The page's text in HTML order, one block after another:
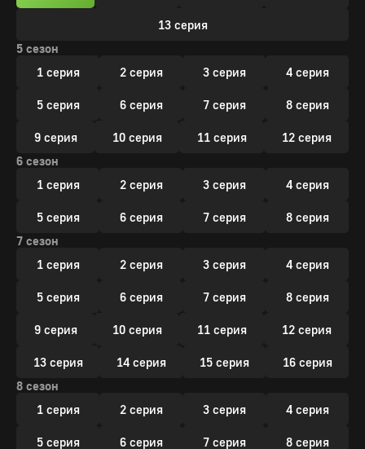
13 серия
5 сезон
1 серия
2 серия 3 серия 4 серия
5 серия 6 серия 7 серия 8 серия
9 серия 10 серия 11 серия
12 серия
6 сезон
1 серия
2 серия 3 серия 4 серия
5 серия 6 серия 7 серия
8 серия
7 сезон
1 серия
2 серия 3 серия 4 серия
5 серия 6 серия 7 серия 8 серия
9 серия 10 серия 11 серия 12 серия
13 серия 14 серия 15 серия
16 серия
8 сезон
1 серия
2 серия 3 серия 4 серия
5 серия 6 серия 7 серия 8 серия